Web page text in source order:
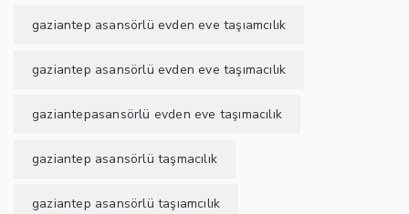
gaziantep asansörlü evden eve taşıamcılık
gaziantep asansörlü evden eve taşımacılık
gaziantepasansörlü evden eve taşımacılık
gaziantep asansörlü taşmacılık
gaziantep asansörlü taşıamcılık